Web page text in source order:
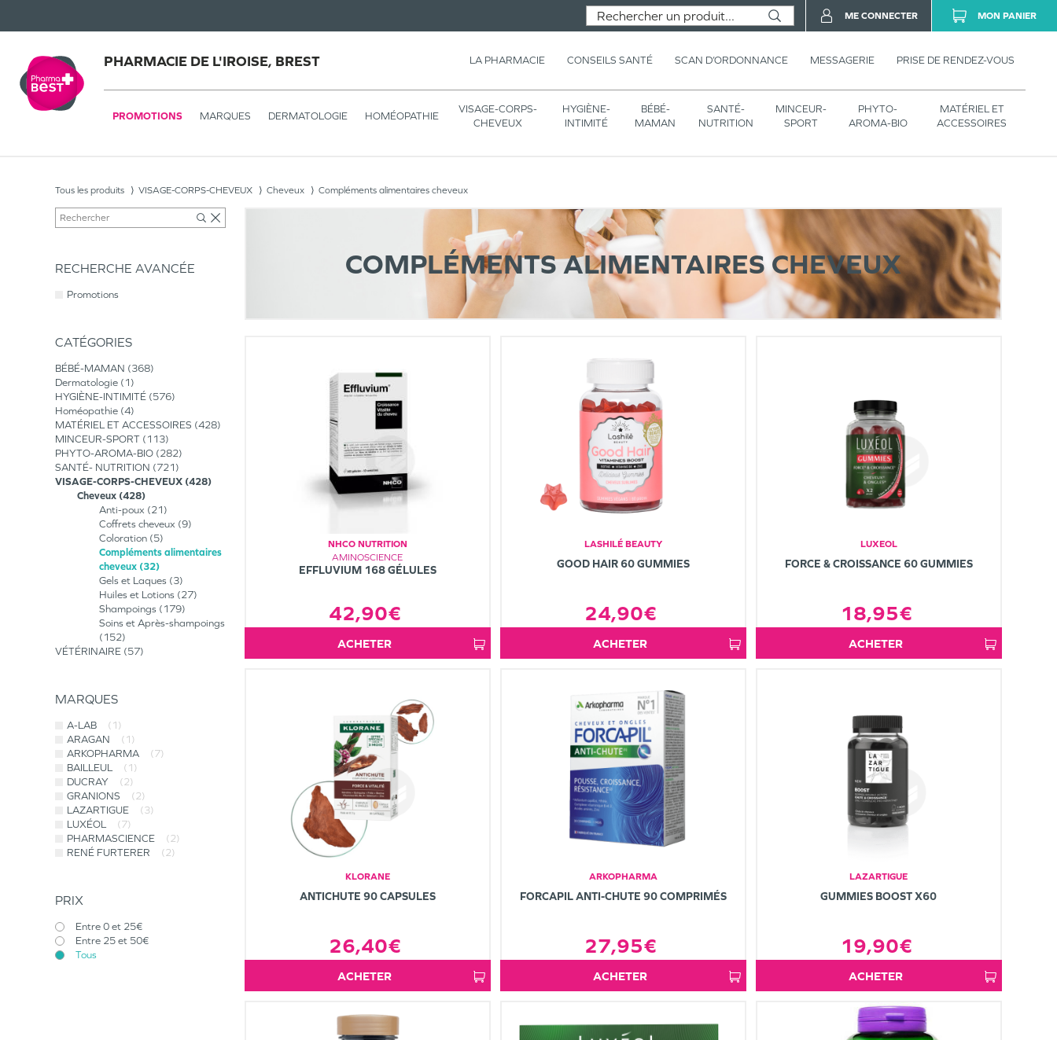
PHARMACIE DE L'IROISE, BREST LA PHARMACIE CONSEILS SANTÉ SCAN D’ORDONNANCE MESSAGERIE PRISE DE RENDEZ-VOUS
PROMOTIONS MARQUES DERMATOLOGIE HOMÉOPATHIE
VISAGE-CORPS-
CHEVEUX
HYGIÈNE-
INTIMITÉ
BÉBÉ-
MAMAN
SANTÉ-
NUTRITION
MINCEUR-
SPORT
PHYTO-
AROMA-BIO
MATÉRIEL ET
ACCESSOIRES
ME CONNECTER MON PANIER
Tous les produits VISAGE-CORPS-CHEVEUX Cheveux Compléments alimentaires cheveux
RECHERCHE AVANCÉE
Promotions
CATÉGORIES
BÉBÉ-MAMAN
368
Dermatologie
1
HYGIÈNE-INTIMITÉ 576
Homéopathie 4
MATÉRIEL ET ACCESSOIRES 428
MINCEUR-SPORT
113
PHYTO-AROMA-BIO 282
SANTÉ- NUTRITION
721
VISAGE-CORPS-CHEVEUX 428
Cheveux 428
Anti-poux
21
Coffrets cheveux 9
Coloration 5
Compléments alimentaires
cheveux 32
Gels et Laques
3
Huiles et Lotions
27
Shampoings
179
Soins et Après-shampoings
152
VÉTÉRINAIRE 57
MARQUES
A-LAB
(1)
ARAGAN
(1)
ARKOPHARMA
(7)
BAILLEUL
(1)
DUCRAY
(2)
GRANIONS
(2)
LAZARTIGUE
(3)
LUXÉOL
(7)
PHARMASCIENCE
(2)
RENÉ FURTERER
(2)
PRIX
Entre 0 et 25€
Entre 25 et 50€
Tous
COMPLÉMENTS ALIMENTAIRES CHEVEUX
NHCO NUTRITION
AMINOSCIENCE
EFFLUVIUM 168 GÉLULES
42,90€
ACHETER
LASHILÉ BEAUTY
GOOD HAIR 60 GUMMIES
24,90€
ACHETER
LUXEOL
FORCE & CROISSANCE 60 GUMMIES
18,95€
ACHETER
KLORANE
ANTICHUTE 90 CAPSULES
26,40€
ACHETER
ARKOPHARMA
FORCAPIL ANTI-CHUTE 90 COMPRIMÉS
27,95€
ACHETER
LAZARTIGUE
GUMMIES BOOST X60
19,90€
ACHETER